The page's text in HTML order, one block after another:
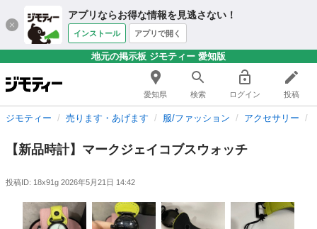
アプリならお得な情報を見逃さない！
インストール アプリで開く
地元の掲示板 ジモティー 愛知版
愛知県 検索 ログイン 投稿
ジモティー 売ります・あげます 服/ファッション アクセサリー
【新品時計】マークジェイコブスウォッチ
投稿ID: 18x91g 2026年5月21日 14:42